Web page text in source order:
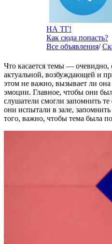
НА ТГ!
Как сюда попасть?
Все объявления/
Что касается темы — очевидно,
актуальной, возбуждающей и
этом не важно, вызывает ли
эмоции. Главное, чтобы они
слушатели смогли запомнить
они испытали в зале,
того, важно, чтобы тема была